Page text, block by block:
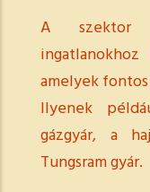
A szektor
amelyek
Ilyenek
gázgyár, a
Tungsram gyár.